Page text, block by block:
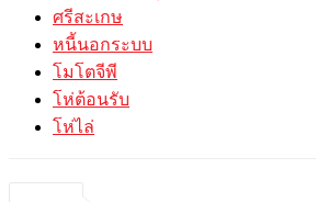
ศรีสะเกษ
หนี้นอกระบบ
โมโตจีพี
โห่ต้อนรับ
โห่ไล่